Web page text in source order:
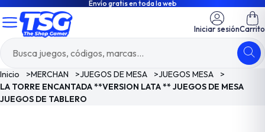
Envío gratis en toda la web
Iniciar sesiónCarrito
Inicio >MERCHAN >JUEGOS DE MESA >JUEGOS MESA
>
LA TORRE ENCANTADA **VERSION LATA ** JUEGOS DE MESA
JUEGOS DE TABLERO